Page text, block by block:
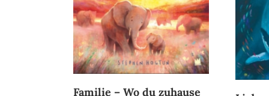
Familie – Wo du zuhause